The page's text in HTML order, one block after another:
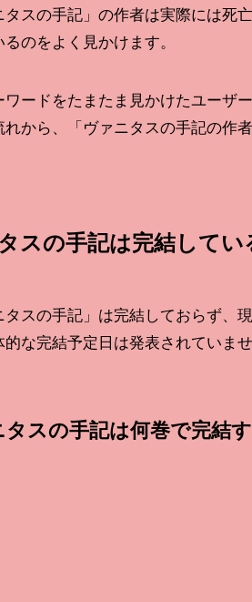
タスの手記」の作者は実際には
のをよく見かけます。
ワードをたまたま見かけたユーザ
れから、「ヴァニタスの手記の作
スの手記は完結してい
タスの手記」は完結しておらず、
な完結予定日は発表されていませ
スの手記は何巻で完結